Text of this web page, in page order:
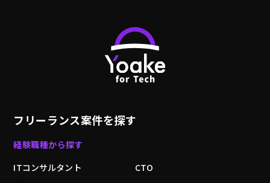
フリーランス案件を探す
経験職種から探す
ITコンサルタント
CTO